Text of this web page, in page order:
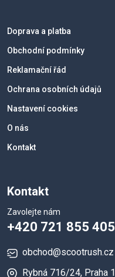
Doprava a platba
Obchodní podmínky
Reklamační řád
Ochrana osobních údajů
Nastavení cookies
O nás
Kontakt
Kontakt
Zavolejte nám
+420 721 855 405
obchod@scootrush.cz
Rybná 716/24, Praha 1